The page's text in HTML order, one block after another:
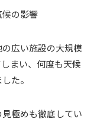
の影響
広い施設の大規模
まい、何度も天候
た。
極めも徹底してい